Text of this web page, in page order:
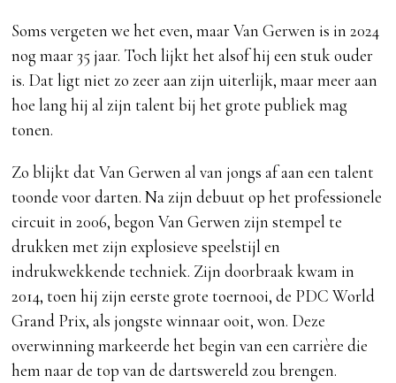
Soms vergeten we het even, maar Van Gerwen is in 2024
nog maar 35 jaar. Toch lijkt het alsof hij een stuk ouder
is. Dat ligt niet zo zeer aan zijn uiterlijk, maar meer aan
hoe lang hij al zijn talent bij het grote publiek mag
tonen.
Zo blijkt dat Van Gerwen al van jongs af aan een talent
toonde voor darten. Na zijn debuut op het professionele
circuit in 2006, begon Van Gerwen zijn stempel te
drukken met zijn explosieve speelstijl en
indrukwekkende techniek. Zijn doorbraak kwam in
2014, toen hij zijn eerste grote toernooi, de PDC World
Grand Prix, als jongste winnaar ooit, won. Deze
overwinning markeerde het begin van een carrière die
hem naar de top van de dartswereld zou brengen.